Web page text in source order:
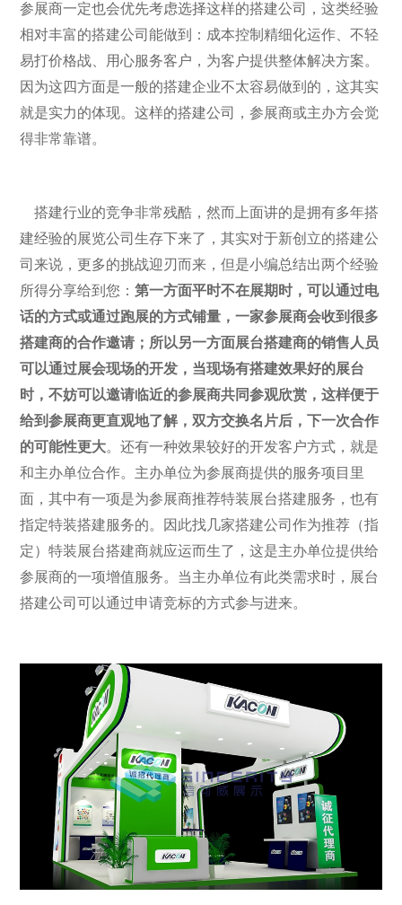
参展商一定也会优先考虑选择这样的搭建公司，这类经验
相对丰富的搭建公司能做到：成本控制精细化运作、不轻
易打价格战、用心服务客户，为客户提供整体解决方案。
因为这四方面是一般的搭建企业不太容易做到的，这其实
就是实力的体现。这样的搭建公司，参展商或主办方会觉
得非常靠谱。
搭建行业的竞争非常残酷，然而上面讲的是拥有多年搭
建经验的展览公司生存下来了，其实对于新创立的搭建公
司来说，更多的挑战迎刃而来，但是小编总结出两个经验
所得分享给到您：第一方面平时不在展期时，可以通过电
话的方式或通过跑展的方式铺量，一家参展商会收到很多
搭建商的合作邀请；所以另一方面展台搭建商的销售人员
可以通过展会现场的开发，当现场有搭建效果好的展台
时，不妨可以邀请临近的参展商共同参观欣赏，这样便于
给到参展商更直观地了解，双方交换名片后，下一次合作
的可能性更大。还有一种效果较好的开发客户方式，就是
和主办单位合作。主办单位为参展商提供的服务项目里
面，其中有一项是为参展商推荐特装展台搭建服务，也有
指定特装搭建服务的。因此找几家搭建公司作为推荐（指
定）特装展台搭建商就应运而生了，这是主办单位提供给
参展商的一项增值服务。当主办单位有此类需求时，展台
搭建公司可以通过申请竞标的方式参与进来。